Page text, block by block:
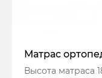
Матрас
Высота матраса